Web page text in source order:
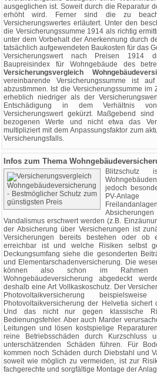
ausgeglichen ist. Soweit durch die Reparatur
erhöht wird. Ferner sind die zu
Versicherungswertes erläutert. Unter den
die Versicherungssumme 1914 als richtig
unter dem Vorbehalt der Anerkennung durch
tatsächlich aufgewendeten Baukosten für das
Versicherungswert nach Preisen 1914
Baupreisindex für Wohngebäude des
Versicherungsvergleich
vereinbarende Versicherungssumme ist
abzustimmen. Ist die Versicherungssumme im
erheblich niedriger als der
Entschädigung in dem Verhältnis von
Versicherungswert gekürzt. Maßgebend
bezogenen Werte und nicht etwa das
multipliziert mit dem Anpassungsfaktor zum
Versicherungsfalls.
Infos zum Thema
jedoch
PV-
Vandalismus erschwert werden (z.B.
der Absicherung über Versicherungen ist
Versicherungen bereits bestehen oder ob
erreichbar ist und welche Risiken selbst
Deckungsumfang siehe die gesonderten
und Elementarschadenversicherung. Die
können also schon im Rahmen
Wohngebäudeversicherung abgedeckt
deshalb eine Art Vollkaskoschutz. Der
Photovoltaikversicherung
Photovoltaikversicherung der Helvetia
Und das nicht nur gegen klassische
Bedienungsfehler. Aber auch Marder
Leitungen und lösen kostspielige
reine Betriebsschäden durch Kurzschluss
unterschätzenden Schäden führen. Für
kommen noch Schäden durch Diebstahl und
soweit wie möglich zu vermeiden, ist zur
fachgerechte und sorgfältige Montage der